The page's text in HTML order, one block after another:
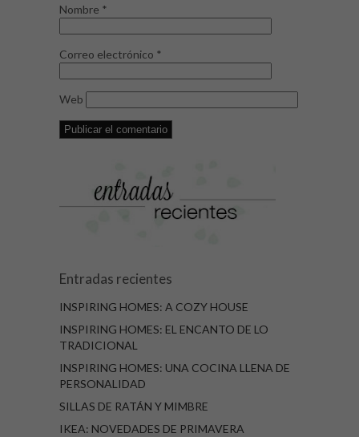
Nombre *
Correo electrónico *
Web
Entradas recientes
INSPIRING HOMES: A COZY HOUSE
INSPIRING HOMES: EL ENCANTO DE LO
TRADICIONAL
INSPIRING HOMES: UNA COCINA LLENA DE
PERSONALIDAD
SILLAS DE RATÁN Y MIMBRE
IKEA: NOVEDADES DE PRIMAVERA